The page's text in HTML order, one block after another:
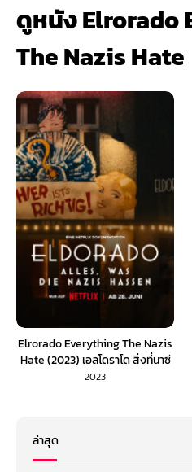
ดูหนัง Elrorado
The Nazis Hate
Elrorado Everything The Nazis
Hate (2023) เอลโดราโด สิ่งที่นาซี
เกลียด (ซับไทย)
2023
ล่าสุด